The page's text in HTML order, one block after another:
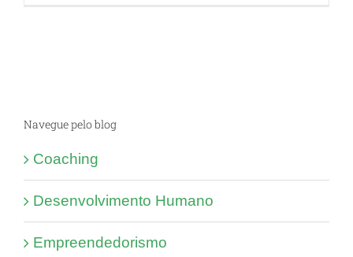
Navegue pelo blog
Coaching
Desenvolvimento Humano
Empreendedorismo